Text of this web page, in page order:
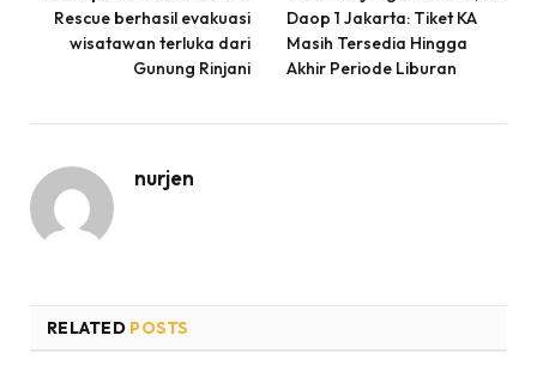
Rescue berhasil evakuasi
wisatawan terluka dari
Gunung Rinjani
Daop 1 Jakarta: Tiket KA
Masih Tersedia Hingga
Akhir Periode Liburan
nurjen
RELATED POSTS